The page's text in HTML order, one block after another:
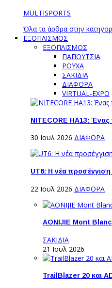
MULTISPORTS
Όλα τα άρθρα στην
ΕΞΟΠΛΙΣΜΟΣ
ΕΞΟΠΛΙΣΜΟΣ
ΠΑΠΟΥΤΣΙΑ
ΡΟΥΧΑ
ΣΑΚΙΔΙΑ
ΔΙΑΦΟΡΑ
VIRTUAL-EXPO
NITECORE HA13:
30 Ιουλ 2026 ΔΙΑΦΟΡΑ
UT6: H νέα
22 Ιουλ 2026 ΔΙΑΦΟΡΑ
AONIJIE Mont
ΣΑΚΙΔΙΑ
21 Ιουλ 2026
TrailBlazer 20 και